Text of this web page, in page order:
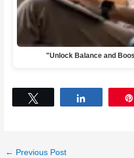
"Unlock Balance and
← Previous Post